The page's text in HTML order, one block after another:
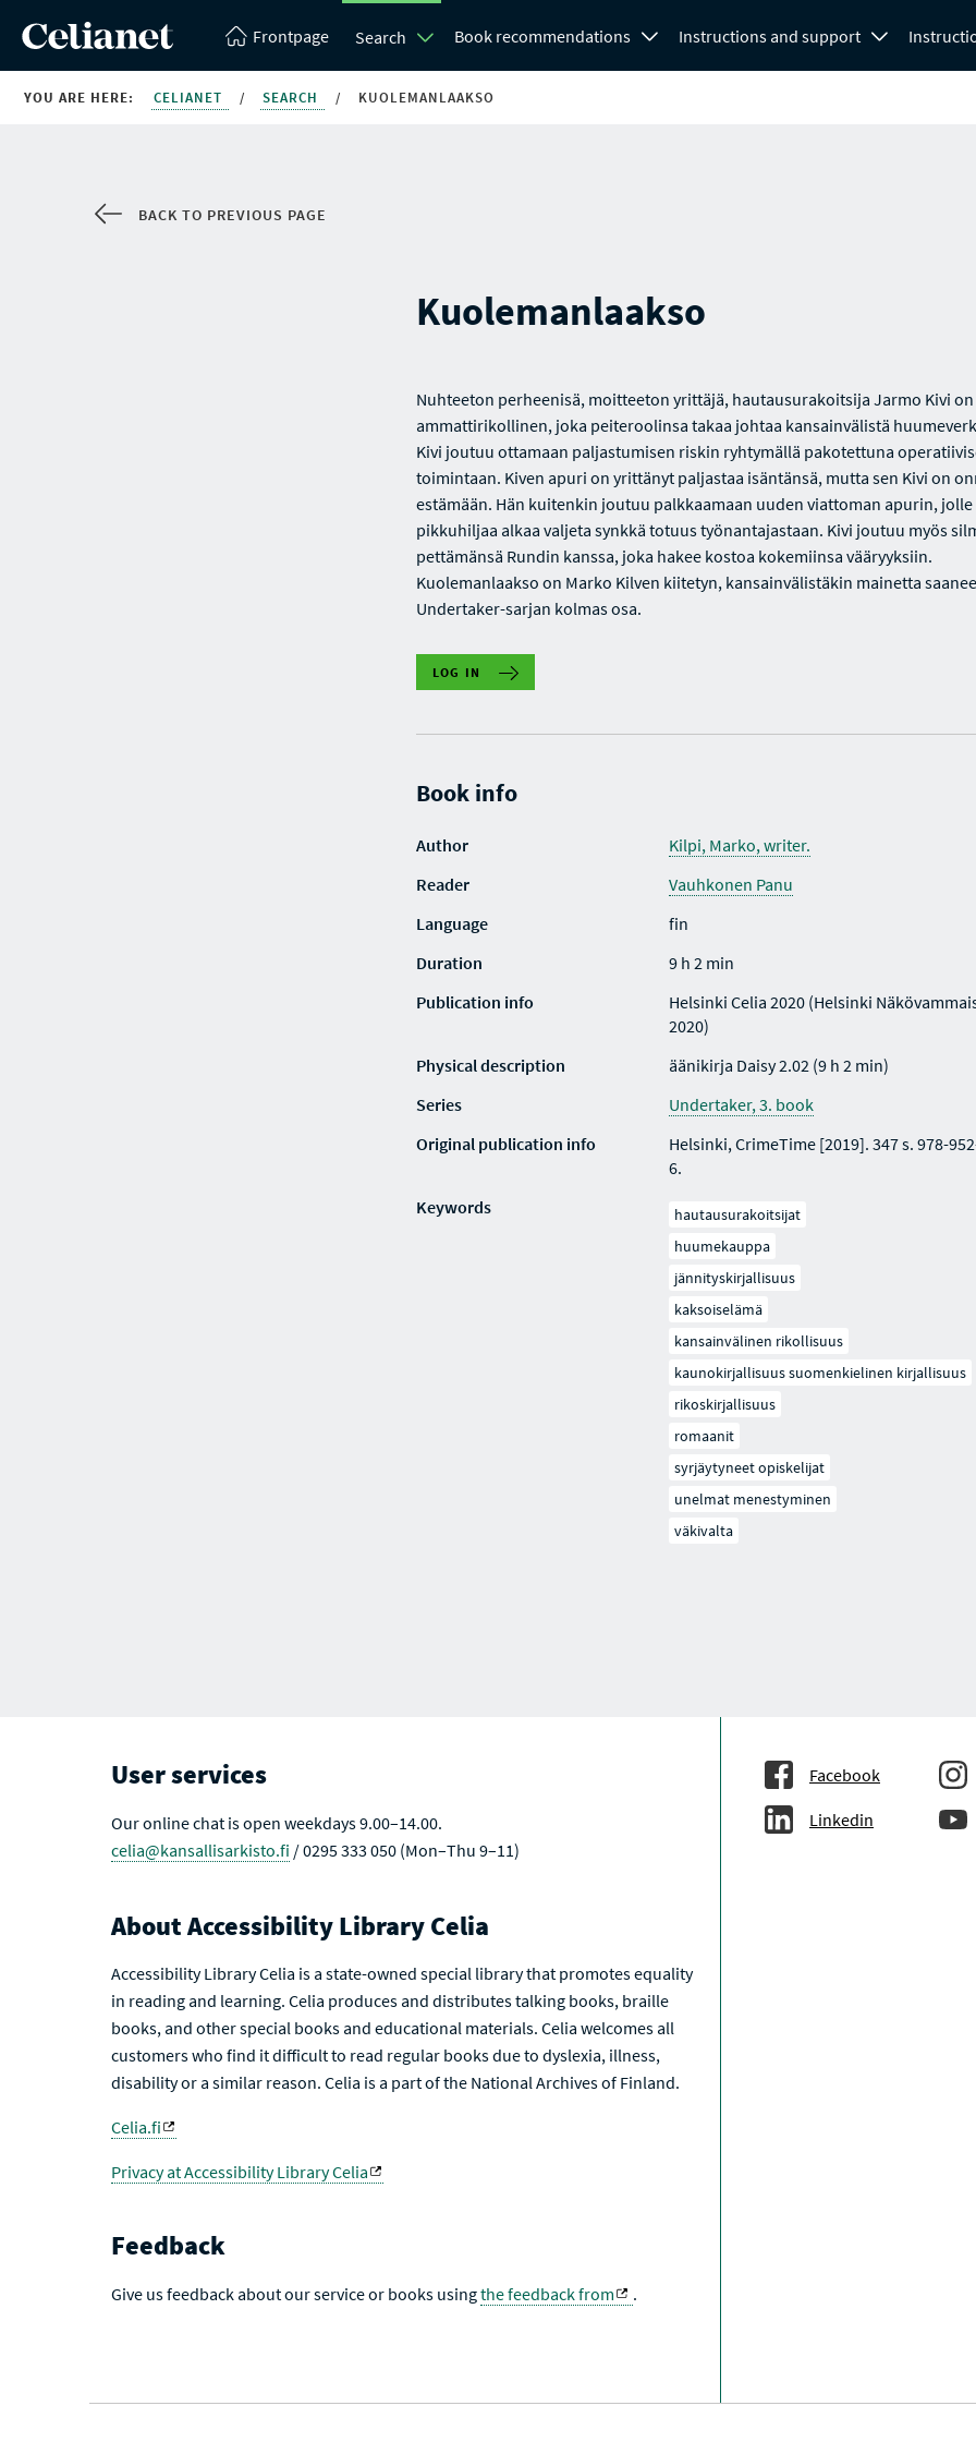
Frontpage Search Book recommendations Instructions and support
YOU ARE HERE: CELIANET / SEARCH / KUOLEMANLAAKSO
BACK TO PREVIOUS PAGE
Kuolemanlaakso
Nuhteeton perheenisä, moitteeton yrittäjä, hautausurakoitsija Jarmo Kivi
ammattirikollinen, joka peiteroolinsa takaa johtaa kansainvälistä
Kivi joutuu ottamaan paljastumisen riskin ryhtymällä pakotettuna
toimintaan. Kiven apuri on yrittänyt paljastaa isäntänsä, mutta sen Kivi on
estämään. Hän kuitenkin joutuu palkkaamaan uuden viattoman apurin, jolle
pikkuhiljaa alkaa valjeta synkkä totuus työnantajastaan. Kivi joutuu myös
pettämänsä Rundin kanssa, joka hakee kostoa kokemiinsa vääryyksiin.
Kuolemanlaakso on Marko Kilven kiitetyn, kansainvälistäkin mainetta
Undertaker-sarjan kolmas osa.
LOG IN
Book info
Author
Kilpi, Marko, writer.
Reader
Vauhkonen Panu
Language
fin
Duration
9 h 2 min
Publication info
Helsinki Celia 2020 (Helsinki
2020)
Physical description
äänikirja Daisy 2.02 (9 h 2 min)
Series
Undertaker, 3. book
Original publication info
Helsinki, CrimeTime [2019]. 347 s. 978-
6.
Keywords
hautausurakoitsijat
huumekauppa
jännityskirjallisuus
kaksoiselämä
kansainvälinen rikollisuus
kaunokirjallisuus suomenkielinen kirjallisuus
rikoskirjallisuus
romaanit
syrjäytyneet opiskelijat
unelmat menestyminen
väkivalta
User services
Our online chat is open weekdays 9.00–14.00.
celia@kansallisarkisto.fi / 0295 333 050 (Mon–Thu 9–11)
About Accessibility Library Celia
Accessibility Library Celia is a state-owned special library that promotes equality
in reading and learning. Celia produces and distributes talking books, braille
books, and other special books and educational materials. Celia welcomes all
customers who find it difficult to read regular books due to dyslexia, illness,
disability or a similar reason. Celia is a part of the National Archives of Finland.
Celia.fi
Privacy at Accessibility Library Celia
Feedback
Give us feedback about our service or books usingthe feedback from .
Facebook
Linkedin